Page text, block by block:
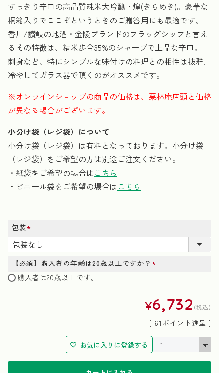
すっきり辛口の高品質純米大吟醸・煌(きらめき)。豪華な
桐箱入りでここぞというときのご贈答用にも最適です。
香川/讃岐の地酒・金陵ブランドのフラッグシップと言え
るその特徴は、精米歩合35%のシャープで上品な辛口。
刺身など、特にシンプルな味付けの料理との相性は抜群!
冷やしてガラス器で頂くのがオススメです。
※オンラインショップの商品の価格は、栗林庵店頭と価格
が異なる場合がございます。
小分け袋（レジ袋）について
小分け袋（レジ袋）は有料となっております。小分け袋
（レジ袋）をご希望の方は別途ご注文ください。
・紙袋をご希望の場合は こちら
・ビニール袋をご希望の場合は こちら
包装
(必
須)
【必須】購入者の年齢は20歳以上ですか？
購入者は20歳以上です。
¥6,732 税込
[ 61 ポイント進呈 ]
お気に入りに登録する